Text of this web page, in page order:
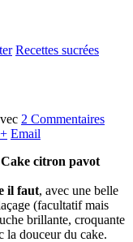
Recettes sucrées
2 Commentaires
Email
citron pavot
il faut, avec une belle
(facultatif mais
brillante, croquante
la douceur du cake.